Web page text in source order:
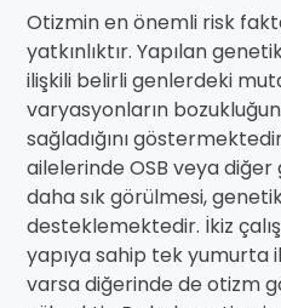
Otizmin en önemli risk
yatkınlıktır. Yapılan
ilişkili belirli genlerdeki
varyasyonların
sağladığını
ailelerinde OSB veya
daha sık görülmesi,
desteklemektedir. İkiz
yapıya sahip tek yumurta
varsa diğerinde de otizm